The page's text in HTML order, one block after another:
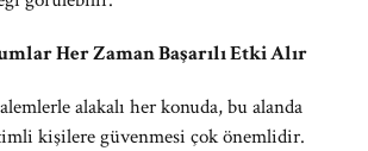
Her Zaman Başarılı Etki Alır
alakalı her konuda, bu alanda
kişilere güvenmesi çok önemlidir.